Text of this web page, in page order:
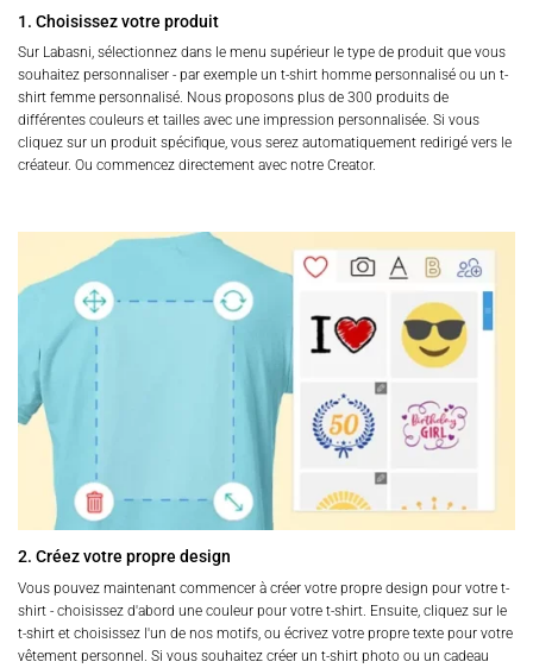
1. Choisissez votre produit
Sur Labasni, sélectionnez dans le menu supérieur le type de produit que vous
souhaitez personnaliser - par exemple un t-shirt homme personnalisé ou un t-
shirt femme personnalisé. Nous proposons plus de 300 produits de
différentes couleurs et tailles avec une impression personnalisée. Si vous
cliquez sur un produit spécifique, vous serez automatiquement redirigé vers le
créateur. Ou commencez directement avec notre Creator.
2. Créez votre propre design
Vous pouvez maintenant commencer à créer votre propre design pour votre t-
shirt - choisissez d'abord une couleur pour votre t-shirt. Ensuite, cliquez sur le
t-shirt et choisissez l'un de nos motifs, ou écrivez votre propre texte pour votre
vêtement personnel. Si vous souhaitez créer un t-shirt photo ou un cadeau